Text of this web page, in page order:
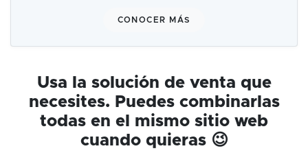
CONOCER MÁS
Usa la solución de venta que
necesites. Puedes combinarlas
todas en el mismo sitio web
cuando quieras 😉